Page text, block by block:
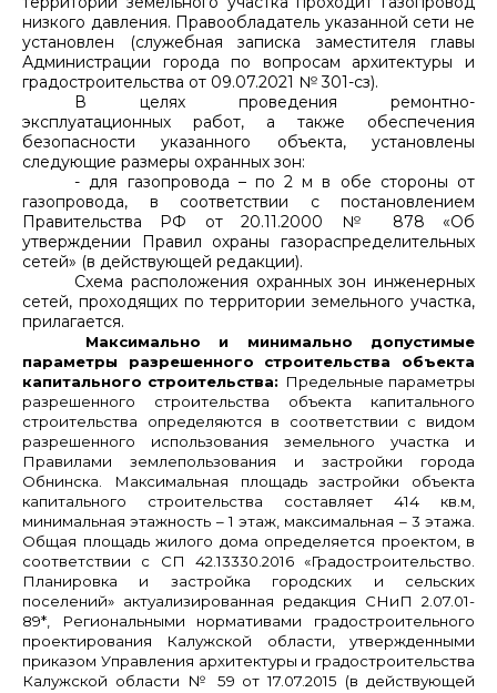
низкого давления. Правообладатель указанной сети не
установлен (служебная записка заместителя главы
Администрации города по вопросам архитектуры и
градостроительства от 09.07.2021 № 301-сз).
В целях проведения ремонтно-
эксплуатационных работ, а также обеспечения
безопасности указанного объекта, установлены
следующие размеры охранных зон:
- для газопровода – по 2 м в обе стороны от
газопровода, в соответствии с постановлением
Правительства РФ от 20.11.2000 № 878 «Об
утверждении Правил охраны газораспределительных
сетей» (в действующей редакции).
Схема расположения охранных зон инженерных
сетей, проходящих по территории земельного участка,
прилагается.
Максимально и минимально допустимые
параметры разрешенного строительства объекта
капитального строительства: Предельные параметры
разрешенного строительства объекта капитального
строительства определяются в соответствии с видом
разрешенного использования земельного участка и
Правилами землепользования и застройки города
Обнинска. Максимальная площадь застройки объекта
капитального строительства составляет 414 кв.м,
минимальная этажность – 1 этаж, максимальная – 3 этажа.
Общая площадь жилого дома определяется проектом, в
соответствии с СП 42.13330.2016 «Градостроительство.
Планировка и застройка городских и сельских
поселений» актуализированная редакция СНиП 2.07.01-
89*, Региональными нормативами градостроительного
проектирования Калужской области, утвержденными
приказом Управления архитектуры и градостроительства
Калужской области № 59 от 17.07.2015 (в действующей